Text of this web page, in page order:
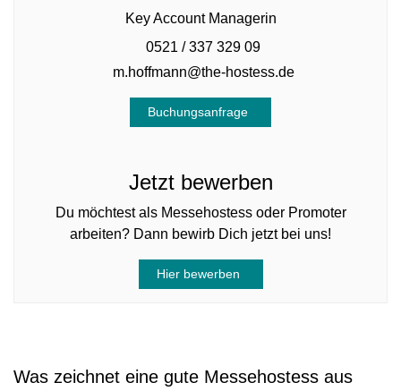
Key Account Managerin
0521 / 337 329 09
m.hoffmann@the-hostess.de
Buchungsanfrage
Jetzt bewerben
Du möchtest als Messehostess oder Promoter
arbeiten? Dann bewirb Dich jetzt bei uns!
Hier bewerben
Was zeichnet eine gute Messehostess aus